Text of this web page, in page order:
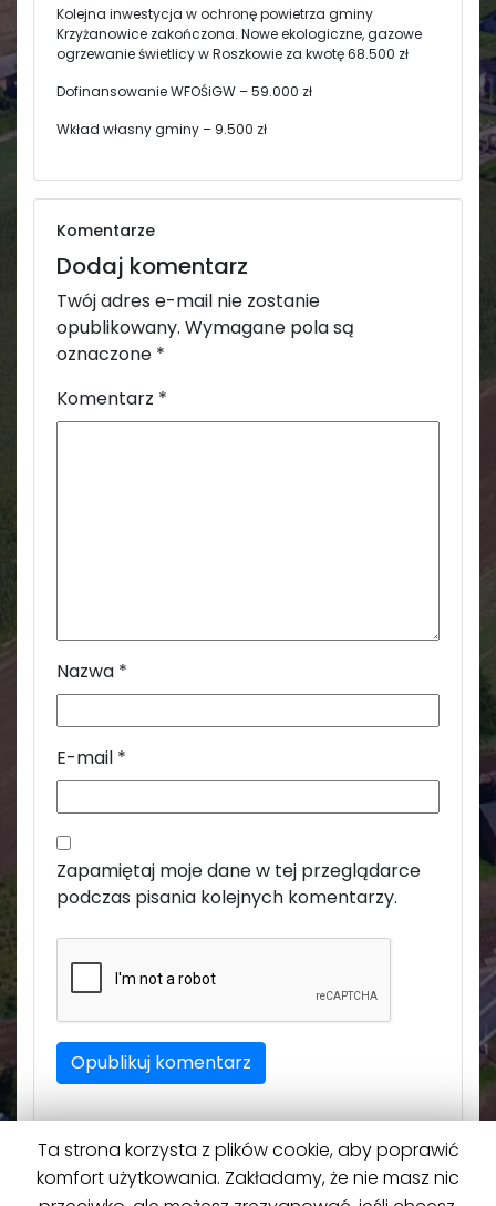
Kolejna inwestycja w ochronę powietrza gminy
Krzyżanowice zakończona. Nowe ekologiczne, gazowe
ogrzewanie świetlicy w Roszkowie za kwotę 68.500 zł
Dofinansowanie WFOŚiGW – 59.000 zł
Wkład własny gminy – 9.500 zł
Komentarze
Dodaj komentarz
Twój adres e-mail nie zostanie
opublikowany. Wymagane pola są
oznaczone *
Komentarz *
Nazwa *
E-mail *
Zapamiętaj moje dane w tej przeglądarce
podczas pisania kolejnych komentarzy.
Ta strona korzysta z plików cookie, aby poprawić
komfort użytkowania. Zakładamy, że nie masz nic